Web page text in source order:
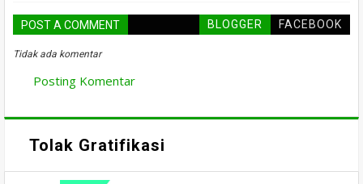
POST A COMMENT BLOGGER FACEBOOK
Tidak ada komentar
Posting Komentar
Tolak Gratifikasi